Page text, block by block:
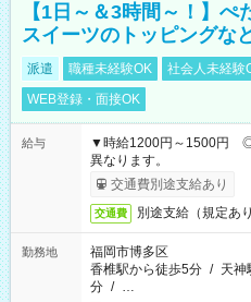
【1日～＆3時間～！】
スイーツのトッピングな
派遣 職種未経験OK 社会人未経験
WEB登録・面接OK
給与
▼時給1200円～1500円
異なります。
交通費別途支給あり
交通費 別途支給（規定あり
勤務地
福岡市博多区
香椎駅から徒歩5分 / 天神
分 / …